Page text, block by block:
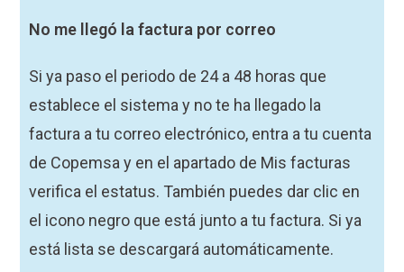
No me llegó la factura por correo
Si ya paso el periodo de 24 a 48 horas que
establece el sistema y no te ha llegado la
factura a tu correo electrónico, entra a tu cuenta
de Copemsa y en el apartado de Mis facturas
verifica el estatus. También puedes dar clic en
el icono negro que está junto a tu factura. Si ya
está lista se descargará automáticamente.